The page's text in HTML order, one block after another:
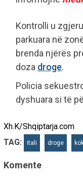
Kontrolli u
parkuara në
brenda njërës
doza droge.
Policia
dyshuara si të
Xh.K/Shqiptarja.com
TAG:
itali droge
Komente